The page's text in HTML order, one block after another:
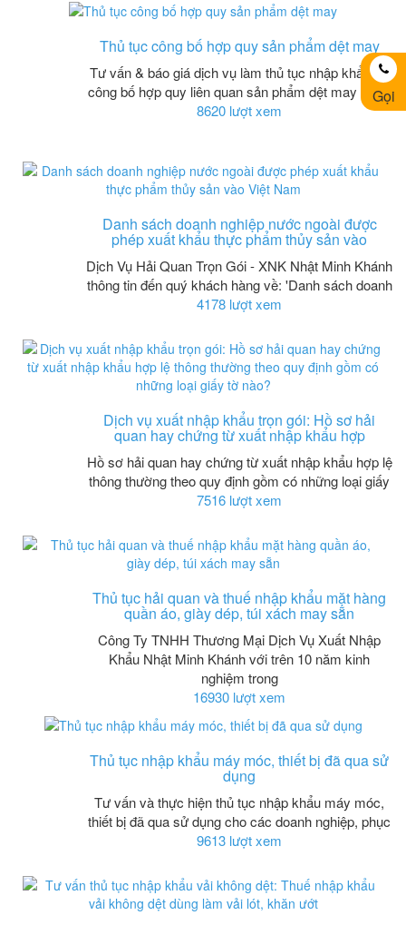
Thủ tục công bố hợp quy sản phẩm dệt may
Tư vấn & báo giá dịch vụ làm thủ tục nhập khẩu và
công bố hợp quy liên quan sản phẩm dệt may được
8620 lượt xem
Danh sách doanh nghiệp nước ngoài được
phép xuất khẩu thực phẩm thủy sản vào
Dịch Vụ Hải Quan Trọn Gói - XNK Nhật Minh Khánh
thông tin đến quý khách hàng về: 'Danh sách doanh
4178 lượt xem
Dịch vụ xuất nhập khẩu trọn gói: Hồ sơ hải
quan hay chứng từ xuất nhập khẩu hợp
Hồ sơ hải quan hay chứng từ xuất nhập khẩu hợp lệ
thông thường theo quy định gồm có những loại giấy
7516 lượt xem
Thủ tục hải quan và thuế nhập khẩu mặt hàng
quần áo, giày dép, túi xách may sẵn
Công Ty TNHH Thương Mại Dịch Vụ Xuất Nhập
Khẩu Nhật Minh Khánh với trên 10 năm kinh
nghiệm trong
16930 lượt xem
Thủ tục nhập khẩu máy móc, thiết bị đã qua sử
dụng
Tư vấn và thực hiện thủ tục nhập khẩu máy móc,
thiết bị đã qua sử dụng cho các doanh nghiệp, phục
9613 lượt xem
Gọi